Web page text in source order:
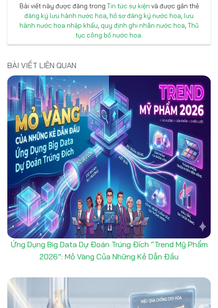
Bài viết này được đăng trong Tin tức sự kiện và được gắn thẻ
đăng ký lưu hành nước hoa hồ sơ đăng ký nước hoa lưu
hành nước hoa nhập khẩu quy định ghi nhãn nước hoa Thủ
tục công bố nước hoa
BÀI VIẾT LIÊN QUAN
Ứng Dụng Big Data Dự Đoán Trúng Đích “Trend Mỹ Phẩm
2026”: Mỏ Vàng Của Những Kẻ Dẫn Đầu